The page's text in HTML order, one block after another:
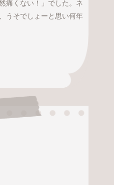
痛くない！」でした。ネ
うそでしょーと思い何年